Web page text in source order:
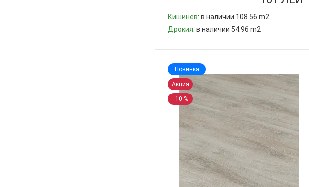
Кишинев: в наличии 108.56 m2
Дрокия: в наличии 54.96 m2
Новинка
Акция
- 10 %